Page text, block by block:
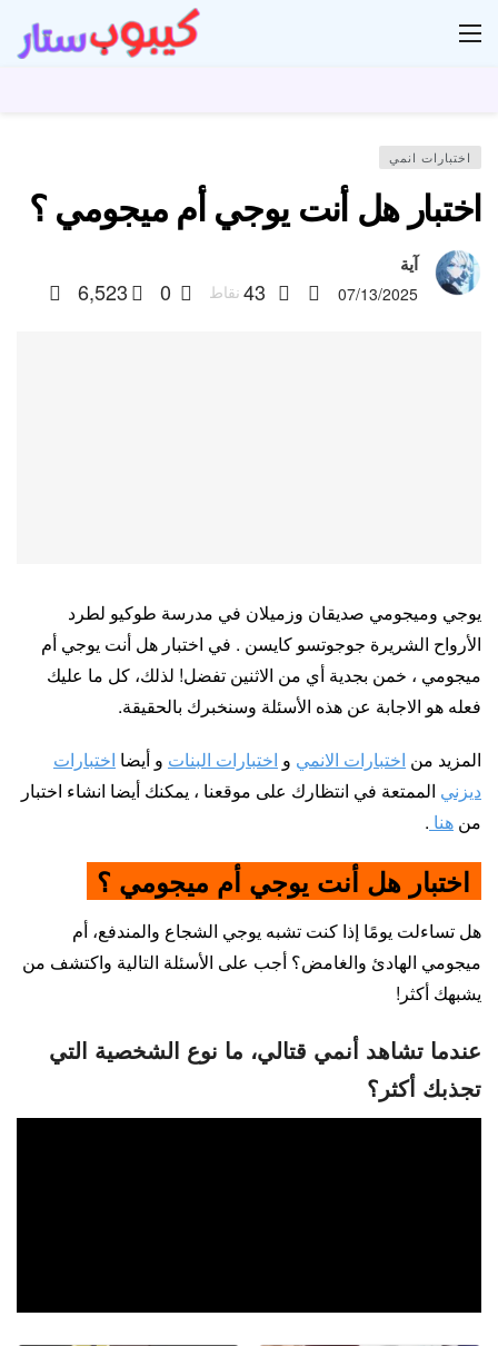
اختبارات انمي
اختبار هل أنت يوجي أم ميجومي ؟
آية
07/13/2025
43 نقاط 0
6,523
يوجي وميجومي صديقان وزميلان في مدرسة طوكيو لطرد
الأرواح الشريرة جوجوتسو كايسن . في اختبار هل أنت يوجي أم
ميجومي ، خمن بجدية أي من الاثنين تفضل! لذلك، كل ما عليك
فعله هو الاجابة عن هذه الأسئلة وسنخبرك بالحقيقة.
المزيد من اختبارات الانمي و اختبارات البنات و أيضا اختبارات
ديزني الممتعة في انتظارك على موقعنا ، يمكنك أيضا انشاء اختبار
من هنا .
اختبار هل أنت يوجي أم ميجومي ؟
هل تساءلت يومًا إذا كنت تشبه يوجي الشجاع والمندفع، أم
ميجومي الهادئ والغامض؟ أجب على الأسئلة التالية واكتشف من
يشبهك أكثر!
عندما تشاهد أنمي قتالي، ما نوع الشخصية التي
تجذبك أكثر؟